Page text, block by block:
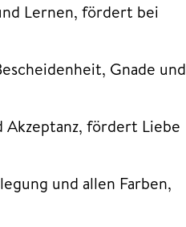
Lernen, fördert bei
Gnade und
fördert Liebe
und allen Farben,